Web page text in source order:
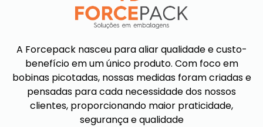
A Forcepack nasceu para aliar qualidade e custo-
benefício em um único produto. Com foco em
bobinas picotadas, nossas medidas foram criadas e
pensadas para cada necessidade dos nossos
clientes, proporcionando maior praticidade,
segurança e qualidade